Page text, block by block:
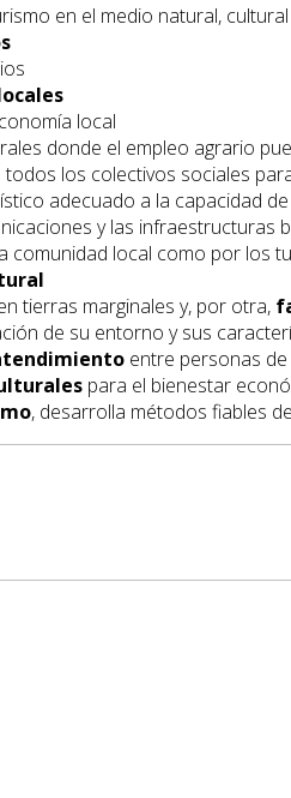
en el medio natural,
local
donde el empleo agrario
todos los colectivos sociales
adecuado a la capacidad
y las infraestructuras
comunidad local como por los
tierras marginales y, por otra,
de su entorno y sus
entre personas
para el bienestar
, desarrolla métodos fiables